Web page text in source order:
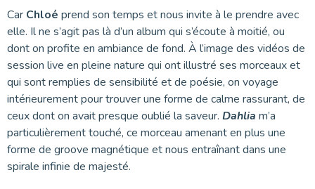
Car Chloé prend son temps et nous invite à le prendre avec
elle. Il ne s’agit pas là d’un album qui s’écoute à moitié, ou
dont on profite en ambiance de fond. À l’image des vidéos de
session live en pleine nature qui ont illustré ses morceaux et
qui sont remplies de sensibilité et de poésie, on voyage
intérieurement pour trouver une forme de calme rassurant, de
ceux dont on avait presque oublié la saveur. Dahlia m’a
particulièrement touché, ce morceau amenant en plus une
forme de groove magnétique et nous entraînant dans une
spirale infinie de majesté.